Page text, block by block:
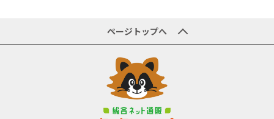
ページトップへ